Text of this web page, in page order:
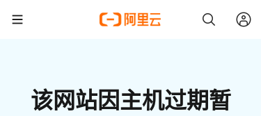
该网站因主机过期暂